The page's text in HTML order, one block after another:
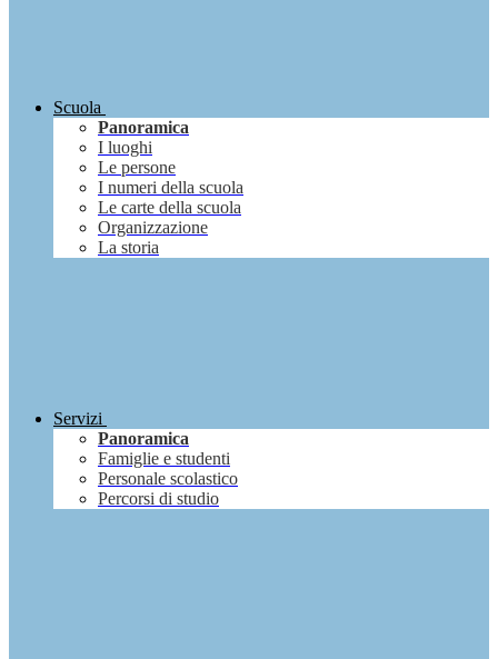
Scuola
Panoramica
I luoghi
Le persone
I numeri della scuola
Le carte della scuola
Organizzazione
La storia
Servizi
Panoramica
Famiglie e studenti
Personale scolastico
Percorsi di studio